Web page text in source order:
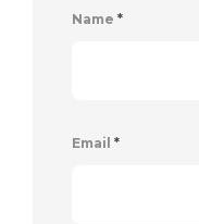
Name *
Email *